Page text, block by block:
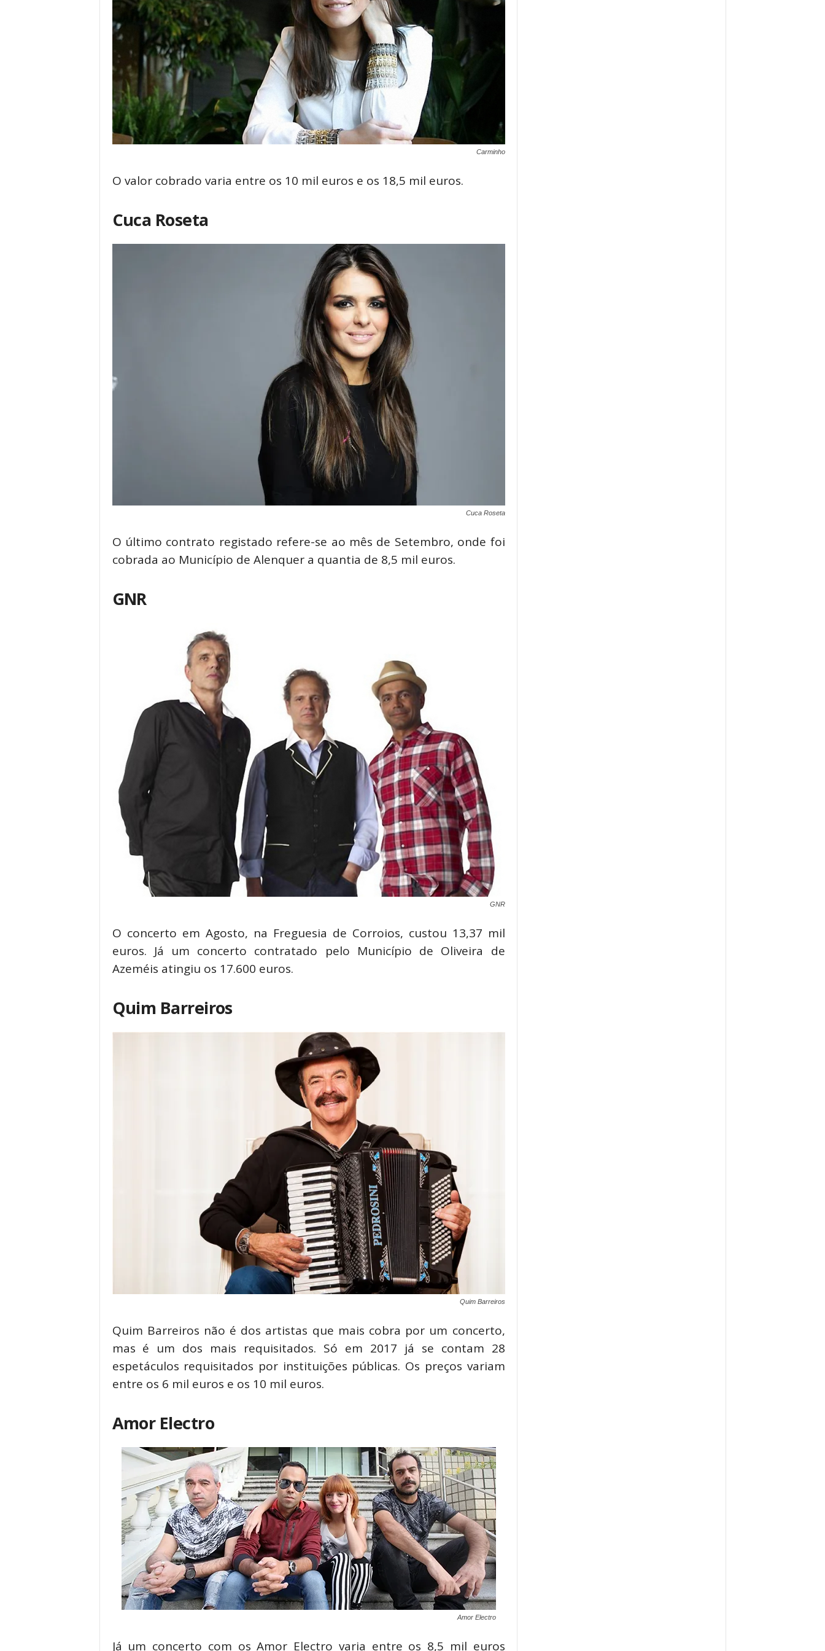
Carminho
O valor cobrado varia entre os 10 mil euros e os 18,5 mil euros.
Cuca Roseta
Cuca Roseta
O último contrato registado refere-se ao mês de Setembro, onde foi
cobrada ao Município de Alenquer a quantia de 8,5 mil euros.
GNR
GNR
O concerto em Agosto, na Freguesia de Corroios, custou 13,37 mil
euros. Já um concerto contratado pelo Município de Oliveira de
Azeméis atingiu os 17.600 euros.
Quim Barreiros
Quim Barreiros
Quim Barreiros não é dos artistas que mais cobra por um concerto,
mas é um dos mais requisitados. Só em 2017 já se contam 28
espetáculos requisitados por instituições públicas. Os preços variam
entre os 6 mil euros e os 10 mil euros.
Amor Electro
Amor Electro
Já um concerto com os Amor Electro varia entre os 8,5 mil euros